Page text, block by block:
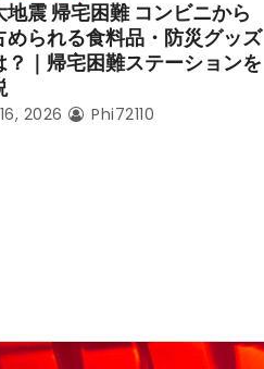
地震 帰宅困難 コンビニから
められる食料品・防災グッズ
？｜帰宅困難ステーションを
2026 Phi72110